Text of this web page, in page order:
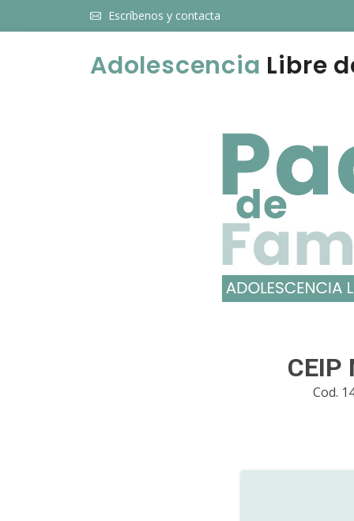
Escríbenos y contacta
Adolescencia Libre
CEIP
Cod.